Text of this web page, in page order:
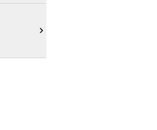
